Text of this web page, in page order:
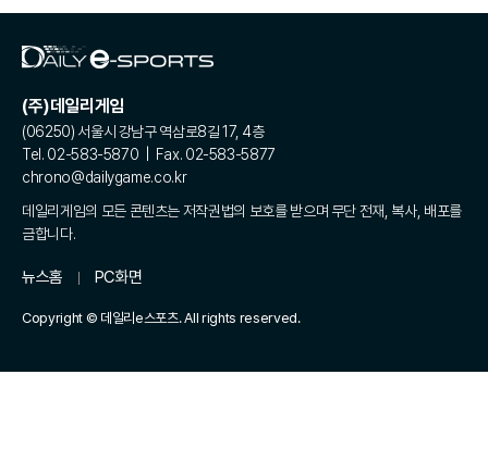
(주)데일리게임
(06250) 서울시 강남구 역삼로8길 17, 4층
Tel. 02-583-5870 | Fax. 02-583-5877
chrono@dailygame.co.kr
데일리게임의 모든 콘텐츠는 저작권법의 보호를 받으며 무단 전재, 복사, 배포를
금합니다.
뉴스홈 PC화면
Copyright © 데일리e스포츠. All rights reserved.